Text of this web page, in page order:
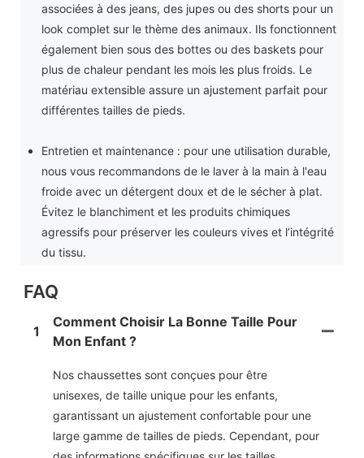
associées à des jeans, des jupes ou des shorts pour un
look complet sur le thème des animaux. Ils fonctionnent
également bien sous des bottes ou des baskets pour
plus de chaleur pendant les mois les plus froids. Le
matériau extensible assure un ajustement parfait pour
différentes tailles de pieds.
Entretien et maintenance : pour une utilisation durable,
nous vous recommandons de le laver à la main à l'eau
froide avec un détergent doux et de le sécher à plat.
Évitez le blanchiment et les produits chimiques
agressifs pour préserver les couleurs vives et l’intégrité
du tissu.
FAQ
1
Comment Choisir La Bonne Taille Pour
Mon Enfant ?
Nos chaussettes sont conçues pour être
unisexes, de taille unique pour les enfants,
garantissant un ajustement confortable pour une
large gamme de tailles de pieds. Cependant, pour